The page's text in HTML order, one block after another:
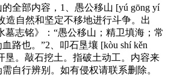
全部内容，1、愚公移山 [yú gōng yí
造自然和坚定不移地进行斗争。出
墓志铭》：“愚公移山；精卫填海；常
路也。”2、叩石垦壤 [kòu shí kěn
垦。敲石挖土。指破土动工。内容来
自行辨别。如有侵权请联系删除。